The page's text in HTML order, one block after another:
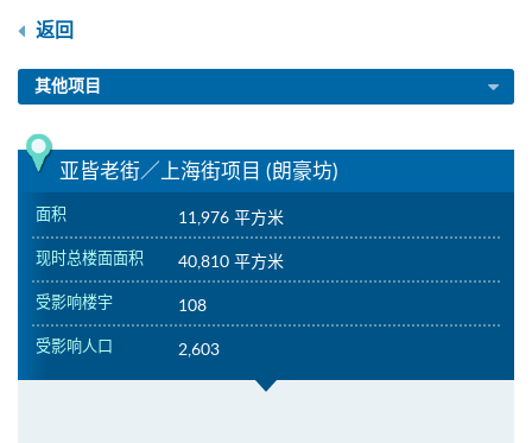
返回
其他项目
亚皆老街／上海街项目 (朗豪坊)
面积 11,976 平方米
现时总楼面面积 40,810 平方米
受影响楼宇 108
受影响人口 2,603